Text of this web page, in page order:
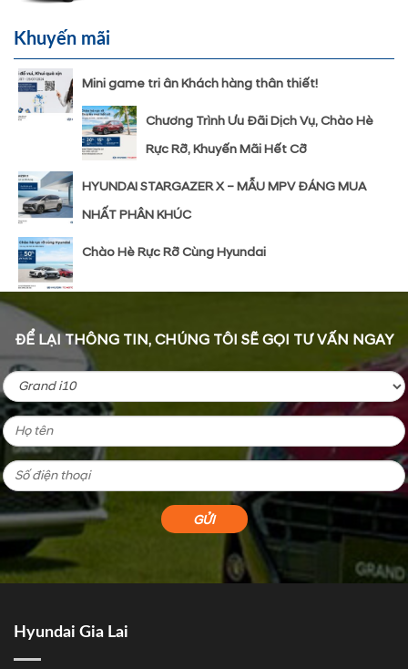
Khuyến mãi
Mini game tri ân Khách hàng thân thiết!
Chương Trình Ưu Đãi Dịch Vụ, Chào Hè
Rực Rỡ, Khuyến Mãi Hết Cỡ
HYUNDAI STARGAZER X – MẪU MPV ĐÁNG MUA
NHẤT PHÂN KHÚC
Chào Hè Rực Rỡ Cùng Hyundai
ĐỂ LẠI THÔNG TIN, CHÚNG TÔI SẼ GỌI TƯ VẤN NGAY
Hyundai Gia Lai